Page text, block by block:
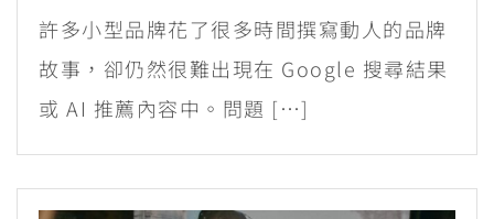
許多小型品牌花了很多時間撰寫動人的品牌
故事，卻仍然很難出現在 Google 搜尋結果
或 AI 推薦內容中。問題 […]